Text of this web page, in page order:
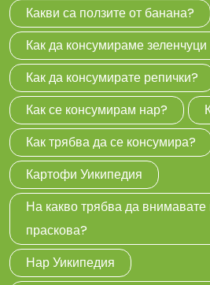
Какви са ползите от банана?
Как да консумираме
Как да консумирате репички?
Как се консумирам нар?
Как трябва да се консумира?
Картофи Уикипедия
На какво трябва да внимавате
праскова?
Нар Уикипедия